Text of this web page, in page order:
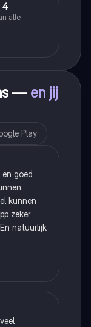
4
alle
— en jij
Play
en goed
kunnen
zeker
natuurlijk